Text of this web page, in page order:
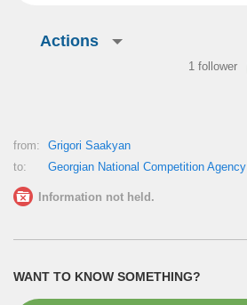
Actions
1 follower
from:
Grigori Saakyan
to:
Georgian National Competition Agency
Information not held.
WANT TO KNOW SOMETHING?